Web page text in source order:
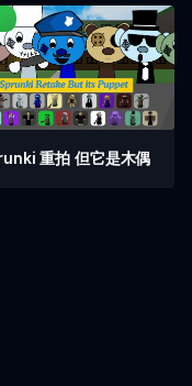
重拍 但它是木偶